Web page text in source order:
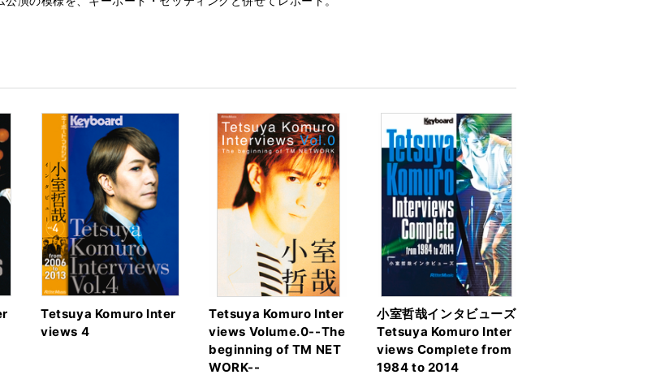
Tetsuya Komuro Inter
views 4
Tetsuya Komuro Inter
views Volume.0--The
beginning of TM NET
WORK--
小室哲哉インタビューズ
Tetsuya Komuro Inter
views Complete from
1984 to 2014